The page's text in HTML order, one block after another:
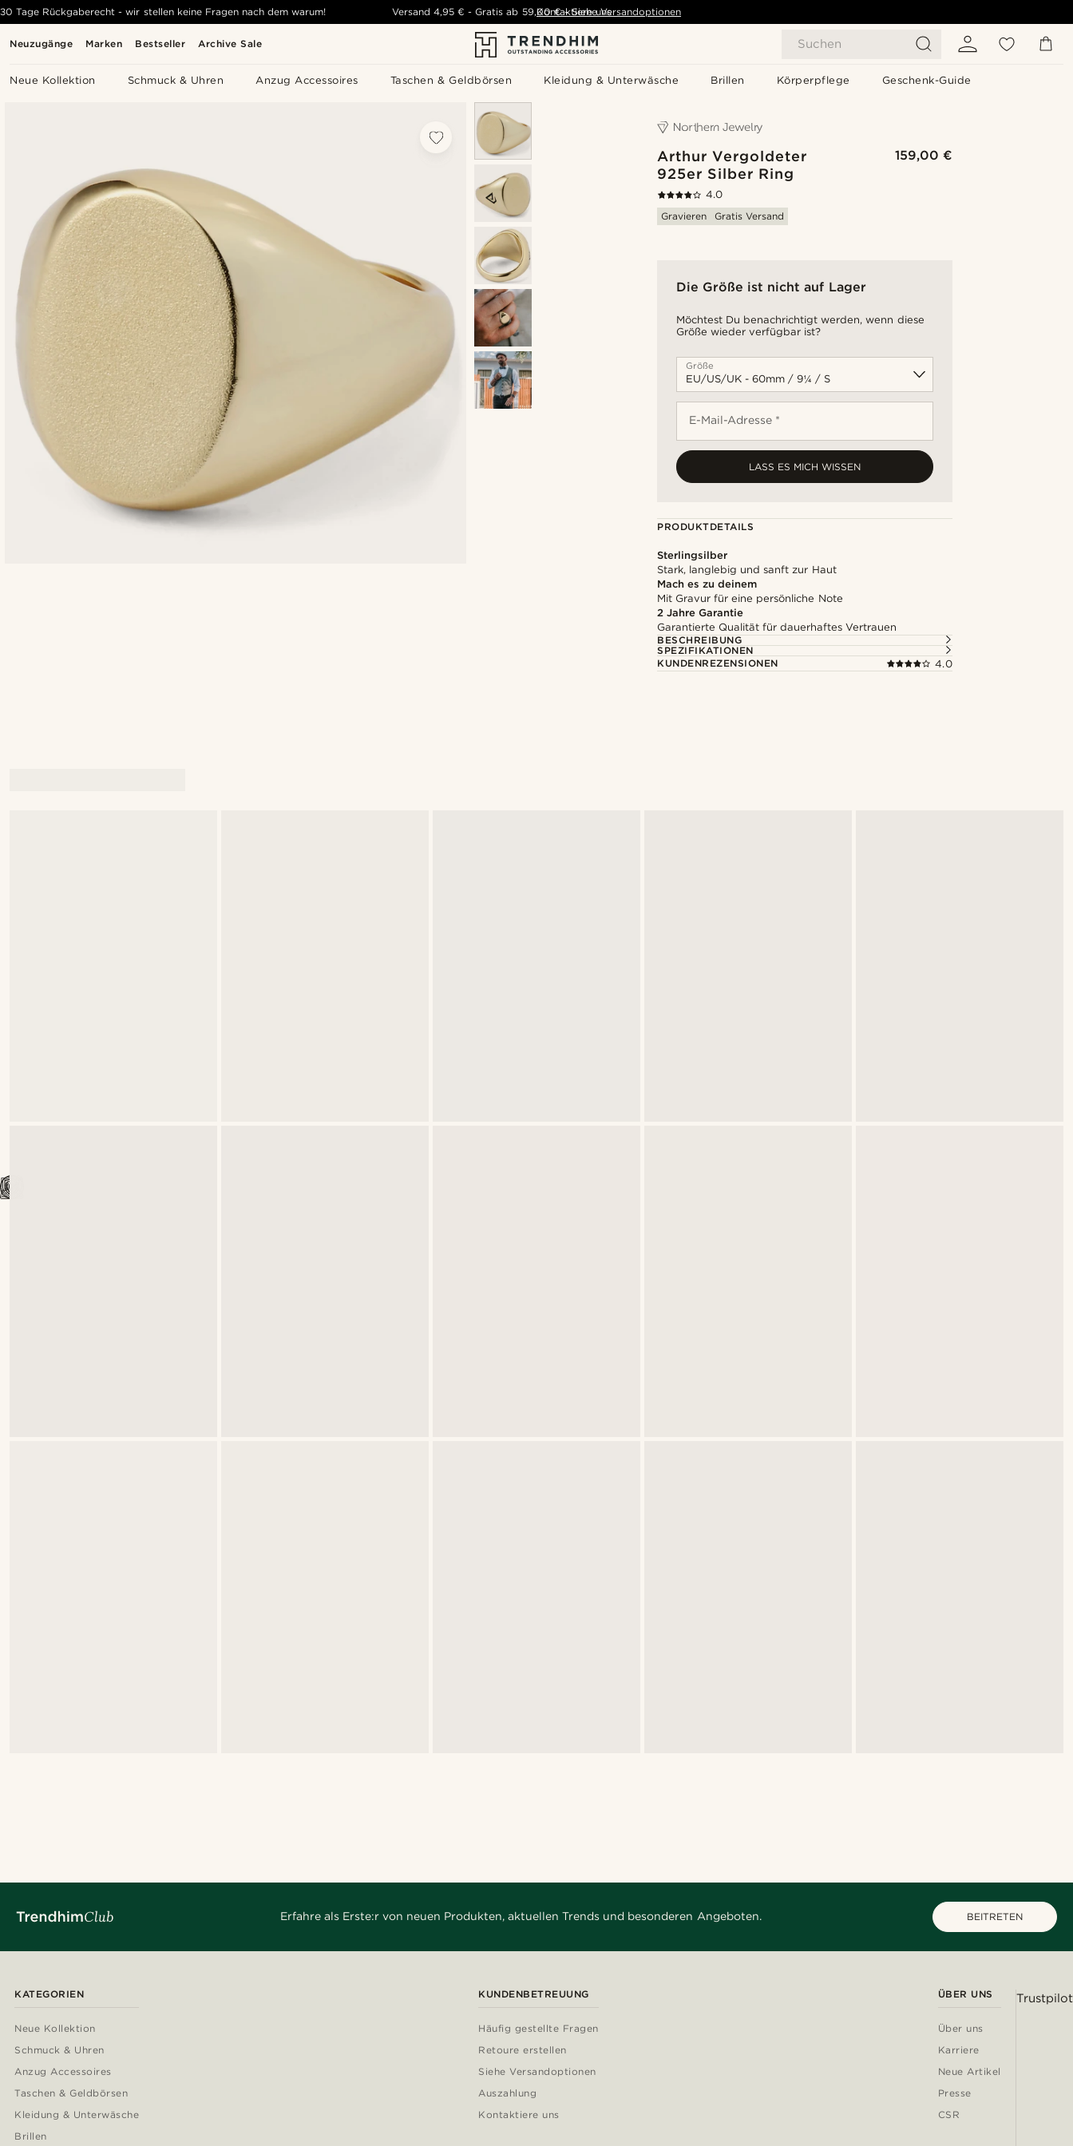
Neuzugänge Marken Bestseller Archive Sale Suchen
Neue Kollektion Schmuck & Uhren Anzug Accessoires Taschen & Geldbörsen Kleidung & Unterwäsche Brillen Körperpflege Geschenk-Guide
30 Tage Rückgaberecht - wir stellen keine Fragen nach dem warum! Versand 4,95 € -Gratis ab 59,00 € - Siehe Versandoptionen
Kontaktiere uns
Arthur Vergoldeter
925er Silber Ring
159,00 €
4.0
Gravieren
Gratis Versand
Die Größe ist nicht auf Lager
Möchtest Du benachrichtigt werden, wenn diese
Größe wieder verfügbar ist?
Größe
E-Mail-Adresse *
LASS ES MICH WISSEN
PRODUKTDETAILS
Sterlingsilber
Stark, langlebig und sanft zur Haut
Mach es zu deinem
Mit Gravur für eine persönliche Note
2 Jahre Garantie
Garantierte Qualität für dauerhaftes Vertrauen
BESCHREIBUNG
SPEZIFIKATIONEN
KUNDENREZENSIONEN
4.0
Erfahre als Erste:r von neuen Produkten, aktuellen Trends und besonderen Angeboten. BEITRETEN
KATEGORIEN
Neue Kollektion
Schmuck & Uhren
Anzug Accessoires
Taschen & Geldbörsen
Kleidung & Unterwäsche
Brillen
KUNDENBETREUUNG
Häufig gestellte Fragen
Retoure erstellen
Siehe Versandoptionen
Auszahlung
Kontaktiere uns
ÜBER UNS
Über uns
Karriere
Neue Artikel
Presse
CSR
Trustpilot